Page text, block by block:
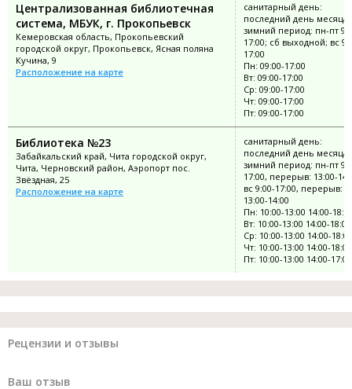
Централизованная библиотечная
система, МБУК, г. Прокопьевск
Кемеровская область, Прокопьевский
городской округ, Прокопьевск, Ясная поляна
Кучина, 9
Расположение на карте
санитарный день:
последний день месяца;
зимний период: пн-пт
17:00; сб выходной; вс
17:00
Пн: 09:00-17:00
Вт: 09:00-17:00
Ср: 09:00-17:00
Чт: 09:00-17:00
Пт: 09:00-17:00
Библиотека №23
Забайкальский край, Чита городской округ,
Чита, Черновский район, Аэропорт пос.
Звёздная, 25
Расположение на карте
санитарный день:
последний день месяца;
зимний период: пн-пт
17:00, перерыв: 13:00-
вс 9:00-17:00, перерыв:
13:00-14:00
Пн: 10:00-13:00 14:00-
Вт: 10:00-13:00 14:00-18:00
Ср: 10:00-13:00 14:00-18:00
Чт: 10:00-13:00 14:00-18:00
Пт: 10:00-13:00 14:00-17:00
Рецензии и отзывы
Ваш отзыв